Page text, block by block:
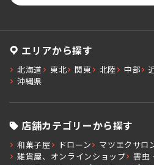
エリアから探す
北海道 東北 関東 北陸 中部
沖縄県
店舗カテゴリーから探す
和菓子屋 ドローン
マツエクサロ
雑貨屋、オンラインショップ
害虫